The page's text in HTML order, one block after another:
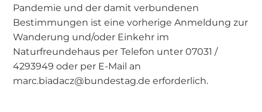
Pandemie und der damit verbundenen
Bestimmungen ist eine vorherige Anmeldung zur
Wanderung und/oder Einkehr im
Naturfreundehaus per Telefon unter 07031 /
4293949 oder per E-Mail an
marc.biadacz@bundestag.de erforderlich.